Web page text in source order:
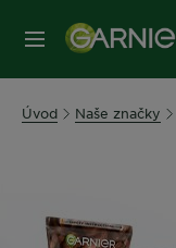
Úvod Naše značky